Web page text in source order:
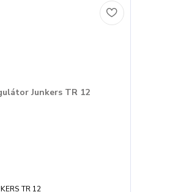
TR 12